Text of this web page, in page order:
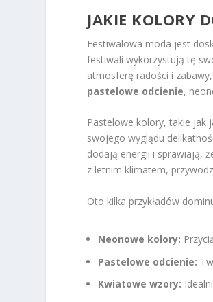
JAKIE KOLORY
Festiwalowa moda jest
festiwali wykorzystują tę
atmosferę radości i
pastelowe odcienie,
Pastelowe kolory, takie jak
swojego wyglądu
dodają energii i sprawiają,
z letnim klimatem,
Oto kilka przykładów
Neonowe kolory:
Pastelowe odcienie:
Kwiatowe wzory: